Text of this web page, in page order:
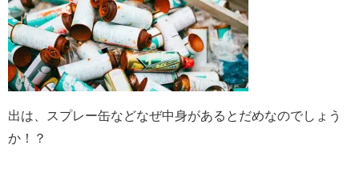
出は、スプレー缶などなぜ中身があるとだめなのでしょう
か！？